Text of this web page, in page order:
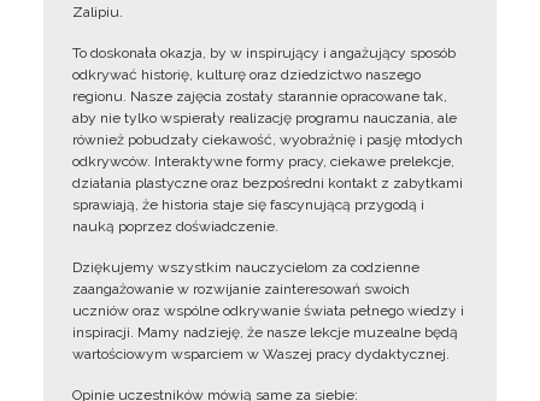
Zalipiu.
To doskonała okazja, by w inspirujący i angażujący sposób
odkrywać historię, kulturę oraz dziedzictwo naszego
regionu. Nasze zajęcia zostały starannie opracowane tak,
aby nie tylko wspierały realizację programu nauczania, ale
również pobudzały ciekawość, wyobraźnię i pasję młodych
odkrywców. Interaktywne formy pracy, ciekawe prelekcje,
działania plastyczne oraz bezpośredni kontakt z zabytkami
sprawiają, że historia staje się fascynującą przygodą i
nauką poprzez doświadczenie.
Dziękujemy wszystkim nauczycielom za codzienne
zaangażowanie w rozwijanie zainteresowań swoich
uczniów oraz wspólne odkrywanie świata pełnego wiedzy i
inspiracji. Mamy nadzieję, że nasze lekcje muzealne będą
wartościowym wsparciem w Waszej pracy dydaktycznej.
Opinie uczestników mówią same za siebie: